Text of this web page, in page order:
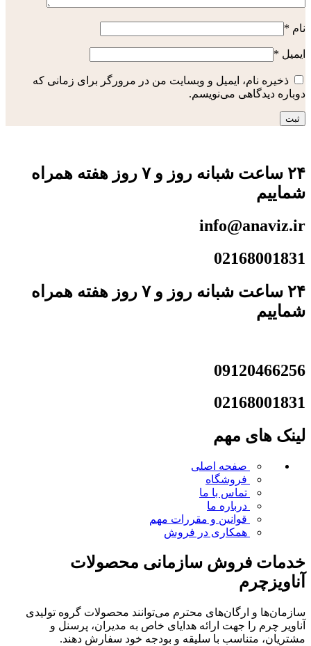
نام *
ایمیل *
ذخیره نام، ایمیل و وبسایت من در مرورگر برای زمانی که
دوباره دیدگاهی می‌نویسم.
۲۴ ساعت شبانه روز و ۷ روز هفته همراه
شماییم
info@anaviz.ir
02168001831
۲۴ ساعت شبانه روز و ۷ روز هفته همراه
شماییم
09120466256
02168001831
لینک های مهم
صفحه اصلی
فروشگاه
تماس با ما
درباره ما
قوانین و مقررات مهم
همکاری در فروش
خدمات فروش سازمانی محصولات
آناویزچرم
سازمان‌ها و ارگان‌های محترم می‌توانند محصولات گروه تولیدی
آناویر چرم را جهت ارائه هدایای خاص به مدیران، پرسنل و
مشتریان، متناسب با سلیقه و بودجه خود سفارش دهند.